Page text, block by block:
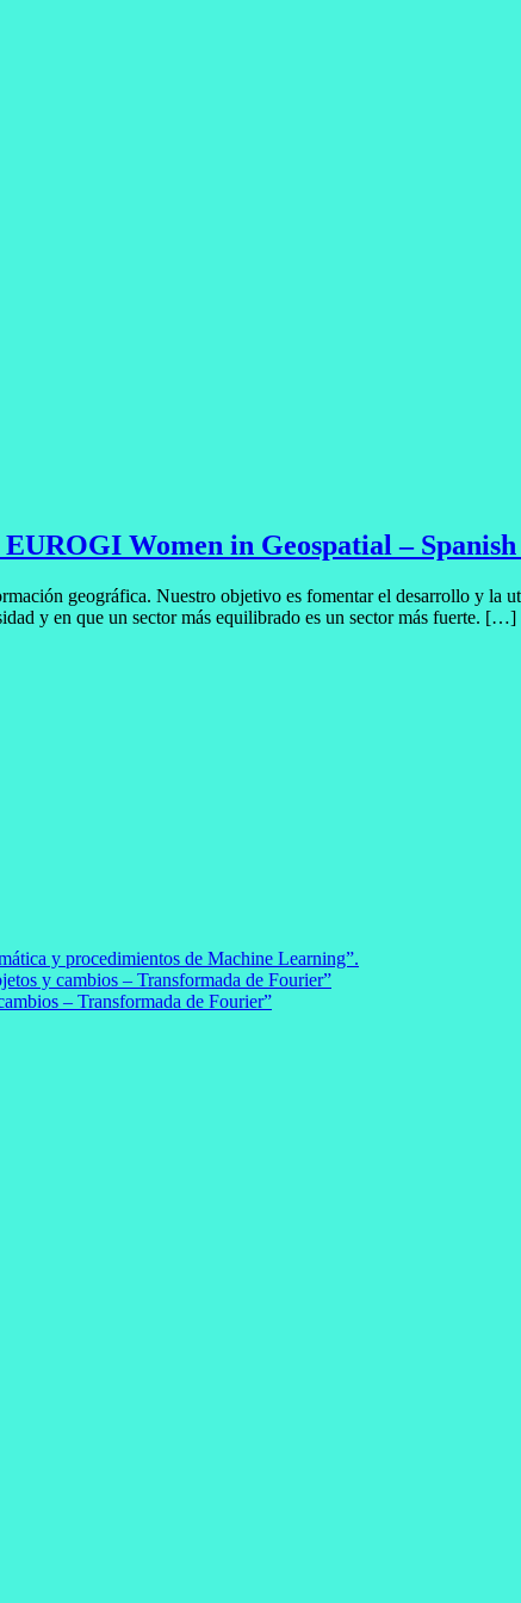
Women in Geospatial –
geográfica. Nuestro objetivo es fomentar el desarrollo y la
y en que un sector más equilibrado es un sector más fuerte. […]
y procedimientos de Machine Learning”.
y cambios – Transformada de Fourier”
– Transformada de Fourier”